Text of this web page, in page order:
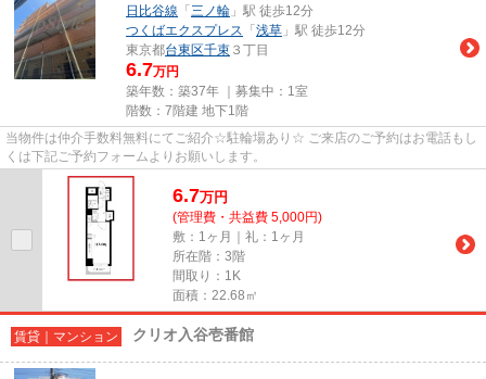
日比谷線 「 三ノ輪 」駅 徒歩12分
つくばエクスプレス 「 浅草 」駅 徒歩12分
東京都台東区千束 ３丁目
6.7万円
築年数：築37年 ｜募集中： 1室
階数：7階建 地下1階
当物件は仲介手数料無料にてご紹介☆駐輪場あり☆ ご来店のご予約はお電話もし
くは下記ご予約フォームよりお願いします。
6.7万円
(管理費・共益費 5,000円)
敷：1ヶ月｜礼：1ヶ月
所在階：3階
間取り：1K
面積：22.68㎡
賃貸｜マンション クリオ入谷壱番館